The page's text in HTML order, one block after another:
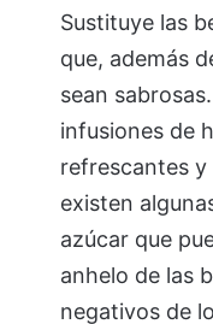
Sustituye las
que, además
sean
infusiones de
refrescantes y
existen
azúcar que
anhelo de las
negativos de